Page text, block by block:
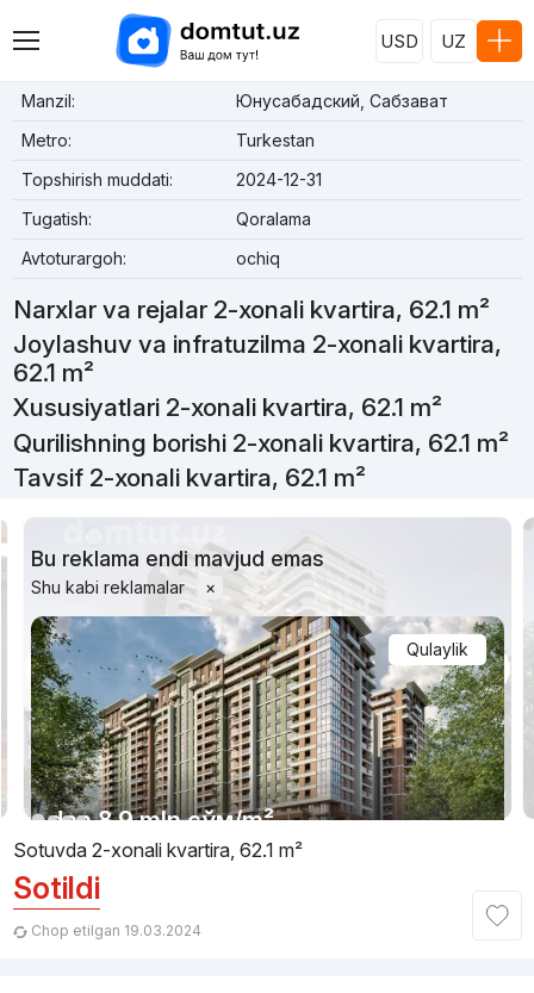
USD UZ
Manzil:
Юнусабадский, Сабзават
Metro:
Turkestan
Topshirish muddati:
2024-12-31
Tugatish:
Qoralama
Avtoturargoh:
ochiq
Narxlar va rejalar 2-xonali kvartira, 62.1 m²
Joylashuv va infratuzilma 2-xonali kvartira,
62.1 m²
Xususiyatlari 2-xonali kvartira, 62.1 m²
Qurilishning borishi 2-xonali kvartira, 62.1 m²
Tavsif 2-xonali kvartira, 62.1 m²
Bu reklama endi mavjud emas
Shu kabi reklamalar ×
Qulaylik
dan8.9 mln сўм/m²
Topshirilishi 4kv 2027
TJ «Mezbon»
1/16
Sotuvda 2-xonali kvartira, 62.1 m²
Sotildi
Chop etilgan 19.03.2024